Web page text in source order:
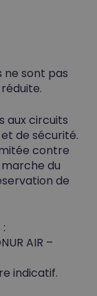
ne sont pas
aux circuits
de sécurité.
contre
du
de
AIR –
indicatif.